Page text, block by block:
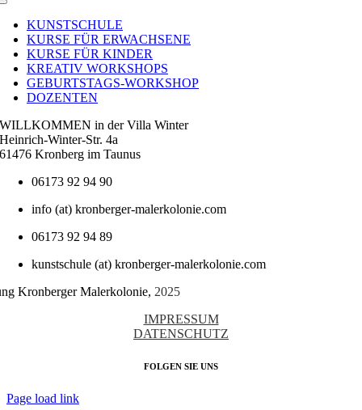
Toggle
NavigationKUNSTSCHULE
KURSE FÜR ERWACHSENE
KURSE FÜR KINDER
KREATIV WORKSHOPS
GEBURTSTAGS-WORKSHOP
DOZENTEN
WILLKOMMEN in der Villa Winter
Heinrich-Winter-Str. 4a
61476 Kronberg im Taunus
06173 92 94 90
info (at) kronberger-malerkolonie.com
06173 92 94 89
kunstschule (at) kronberger-malerkolonie.com
Kronberger Malerkolonie, 2025
IMPRESSUM
DATENSCHUTZ
FOLGEN SIE UNS
Page load link